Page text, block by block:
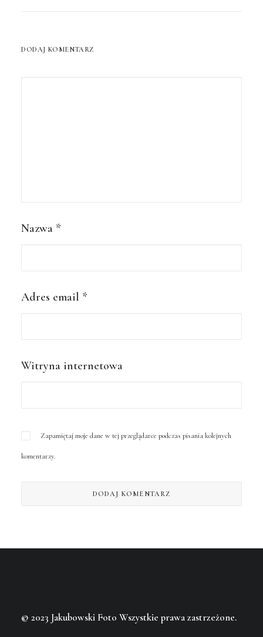
DODAJ KOMENTARZ
Nazwa *
Adres email *
Witryna internetowa
Zapamiętaj moje dane w tej przeglądarce podczas pisania kolejnych
komentarzy.
© 2023 Jakubowski Foto Wszystkie prawa zastrzeżone.